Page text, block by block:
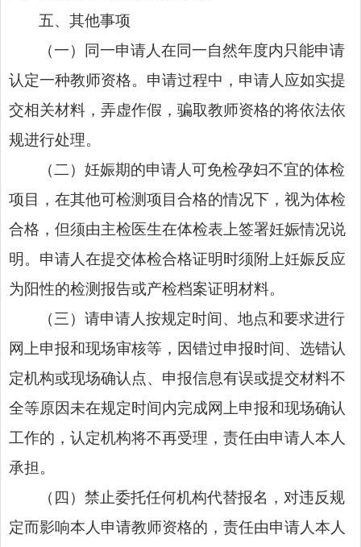
五、其他事项
（一）同一申请人在同一自然年度内只能申请
认定一种教师资格。申请过程中，申请人应如实提
交相关材料，弄虚作假，骗取教师资格的将依法依
规进行处理。
（二）妊娠期的申请人可免检孕妇不宜的体检
项目，在其他可检测项目合格的情况下，视为体检
合格，但须由主检医生在体检表上签署妊娠情况说
明。申请人在提交体检合格证明时须附上妊娠反应
为阳性的检测报告或产检档案证明材料。
（三）请申请人按规定时间、地点和要求进行
网上申报和现场审核等，因错过申报时间、选错认
定机构或现场确认点、申报信息有误或提交材料不
全等原因未在规定时间内完成网上申报和现场确认
工作的，认定机构将不再受理，责任由申请人本人
承担。
（四）禁止委托任何机构代替报名，对违反规
定而影响本人申请教师资格的，责任由申请人本人